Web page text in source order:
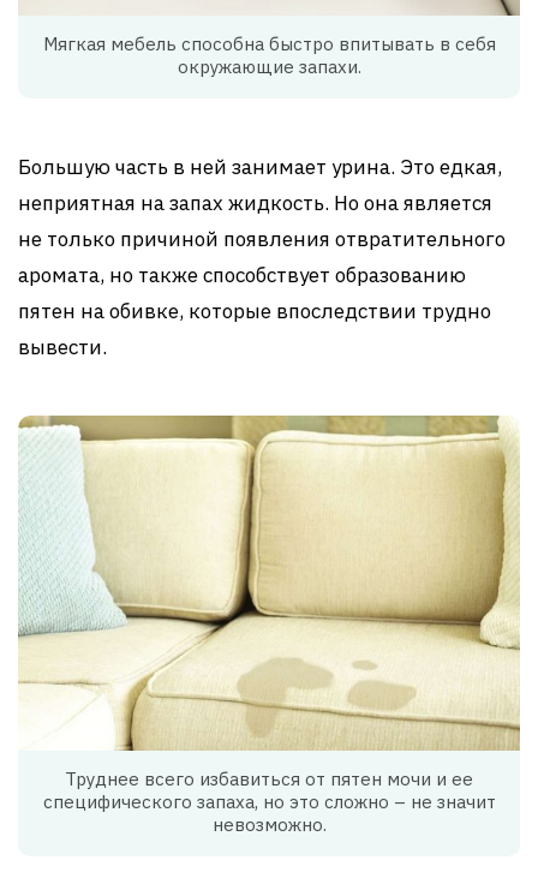
Мягкая мебель способна быстро впитывать в себя
окружающие запахи.
Большую часть в ней занимает урина. Это едкая,
неприятная на запах жидкость. Но она является
не только причиной появления отвратительного
аромата, но также способствует образованию
пятен на обивке, которые впоследствии трудно
вывести.
Труднее всего избавиться от пятен мочи и ее
специфического запаха, но это сложно – не значит
невозможно.